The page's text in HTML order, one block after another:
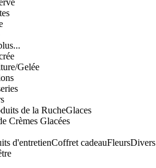
Gelée
de la RucheGlaces
Crèmes Glacées
d'entretienCoffret cadeauFleursDivers